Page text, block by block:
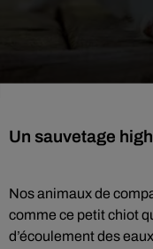
Un sauvetage
Nos animaux de
comme ce petit chiot
d’écoulement des